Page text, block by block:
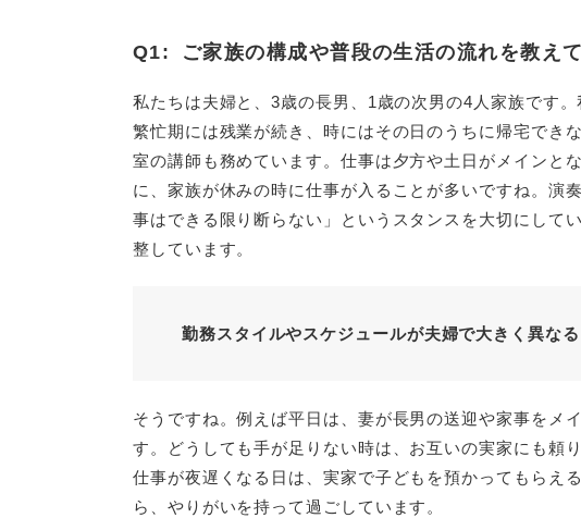
Q1: ご家族の構成や普段の生活の流れを教え
私たちは夫婦と、3歳の長男、1歳の次男の4人家族です
繁忙期には残業が続き、時にはその日のうちに帰宅でき
室の講師も務めています。仕事は夕方や土日がメインと
に、家族が休みの時に仕事が入ることが多いですね。演
事はできる限り断らない」というスタンスを大切にして
整しています。
勤務スタイルやスケジュールが夫婦で大きく異な
そうですね。例えば平日は、妻が長男の送迎や家事をメ
す。どうしても手が足りない時は、お互いの実家にも頼
仕事が夜遅くなる日は、実家で子どもを預かってもらえ
ら、やりがいを持って過ごしています。